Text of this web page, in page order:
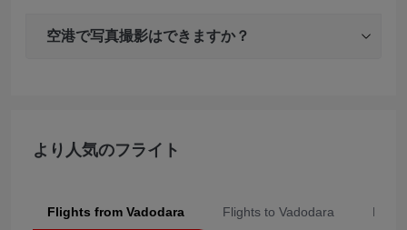
空港で写真撮影はできますか？
より人気のフライト
Flights from Vadodara Flights to Vadodara